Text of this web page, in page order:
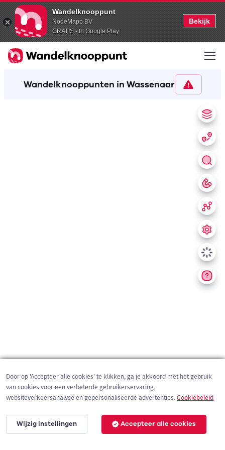
Wandelknooppunt
NodeMapp BV
GRATIS - In Google Play
Bekijk
Wandelknooppunten in Wassenaar
2 km
Door op 'Accepteer alle cookies' te klikken, ga je akkoord met het gebruik
van cookies voor een verbeterde gebruikerservaring,
websiteverkeersanalyse en gepersonaliseerde advertenties.Cookiebeleid
Wijzig instellingen Accepteer alle cookies